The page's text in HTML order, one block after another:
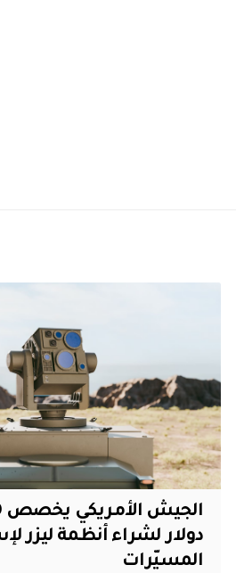
دولار لشراء أنظمة ليزر
المسيّرات